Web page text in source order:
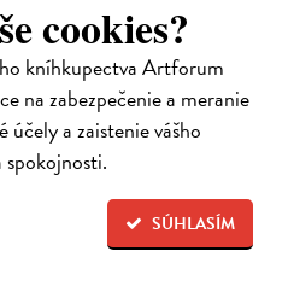
cookies?
kníhkupectva Artforum
na zabezpečenie a meranie
a zaistenie vášho
SÚHLASÍM
kniha
v Uzbekistánu, Tádžikistánu,
Nikola Hrušková osobitý deník,
Asii. Zachycuje každodenní…